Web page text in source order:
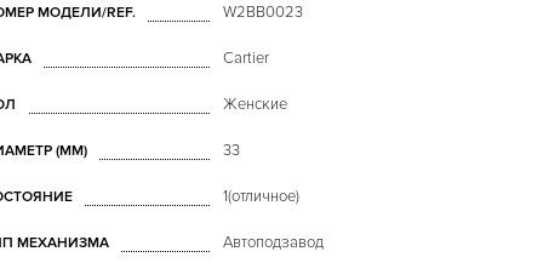
МОДЕЛИ/REF. W2BB0023
Cartier
Женские
(MM) 33
1(отличное)
МЕХАНИЗМА Автоподзавод